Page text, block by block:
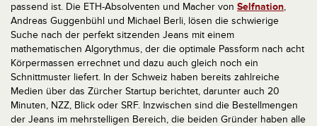
passend ist. Die ETH-Absolventen und Macher von Selfnation,
Andreas Guggenbühl und Michael Berli, lösen die schwierige
Suche nach der perfekt sitzenden Jeans mit einem
mathematischen Algorythmus, der die optimale Passform nach acht
Körpermassen errechnet und dazu auch gleich noch ein
Schnittmuster liefert. In der Schweiz haben bereits zahlreiche
Medien über das Zürcher Startup berichtet, darunter auch 20
Minuten, NZZ, Blick oder SRF. Inzwischen sind die Bestellmengen
der Jeans im mehrstelligen Bereich, die beiden Gründer haben alle